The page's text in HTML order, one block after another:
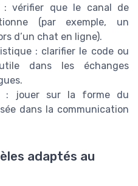
vérifier que le canal de
(par exemple, un
d’un chat en ligne).
: clarifier le code ou
dans les échanges
: jouer sur la forme du
dans la communication
adaptés au